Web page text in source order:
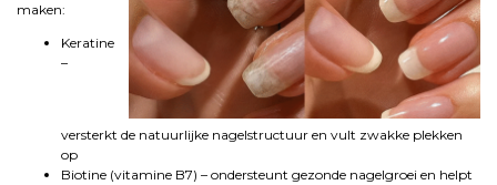
maken:
Keratine
–
versterkt de natuurlijke nagelstructuur en vult zwakke plekken
op
Biotine (vitamine B7) – ondersteunt gezonde nagelgroei en helpt